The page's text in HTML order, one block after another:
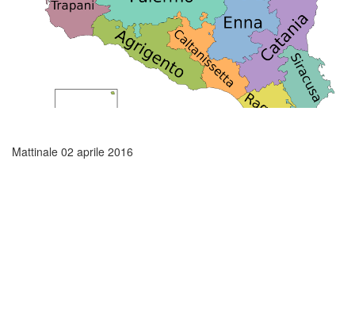
Mattinale 02 aprile 2016